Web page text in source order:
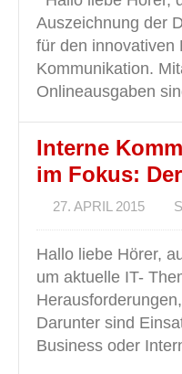
Auszeichnung der
für den innovativen
Kommunikation.
Onlineausgaben
Interne
im Fokus:
27. APRIL 2015
Hallo liebe Hörer,
um aktuelle IT-
Darunter sind
Business oder